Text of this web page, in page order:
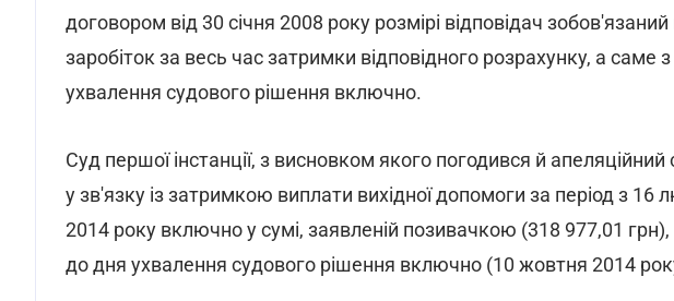
договором від 30 січня 2008 року розмірі відповідач
заробіток за весь час затримки відповідного розрахунку, а саме
ухвалення судового рішення включно.
Суд першої інстанції, з висновком якого погодився й апеляційний
у зв'язку із затримкою виплати вихідної допомоги за період з 16
2014 року включно у сумі, заявленій позивачкою (318 977,01
до дня ухвалення судового рішення включно (10 жовтня 2014